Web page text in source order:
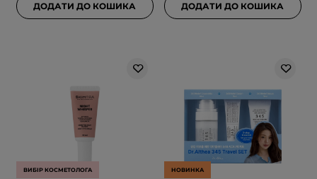
ДОДАТИ ДО КОШИКА ДОДАТИ ДО КОШИКА
ВИБІР КОСМЕТОЛОГА НОВИНКА